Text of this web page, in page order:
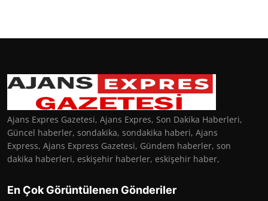
Ajans Expres Gazetesi, Ajans Expres, Son Dakika Haberleri,
Güncel haberler, sondakika, sondakika haberi, Ajans
Express, Ajans Express Gazetesi, Gündem haberler, son
dakika haberleri, eskişehir haberler, eskişehir haber,
En Çok Görüntülenen Gönderiler